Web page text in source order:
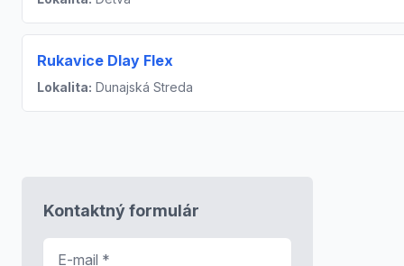
Rukavice Dlay Flex
Lokalita: Dunajská Streda
Kontaktný formulár